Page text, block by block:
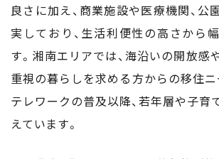
良さに加え、商業施設や医療機関、公
実しており、生活利便性の高さから
す。湘南エリアでは、海沿いの開放感
重視の暮らしを求める方からの移住ニ
テレワークの普及以降、若年層や子育
えています。